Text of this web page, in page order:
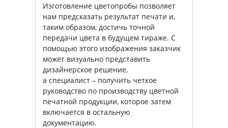
Изготовление цветопробы позволяет
нам предсказать результат печати и,
таким образом, достичь точной
передачи цвета в будущем тираже. С
помощью этого изображения заказчик
может визуально представить
дизайнерское решение,
а специалист – получить четкое
руководство по производству цветной
печатной продукции, которое затем
включается в остальную
документацию.